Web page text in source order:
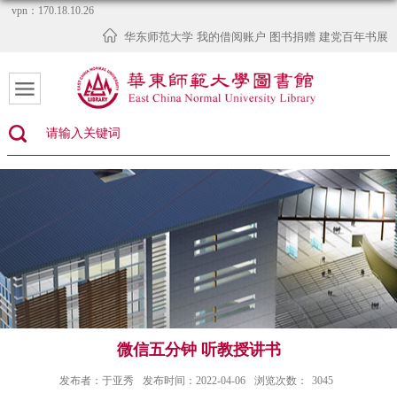
vpn：170.18.10.26
华东师范大学 我的借阅账户 图书捐赠 建党百年书展
微信五分钟 听教授讲书
发布者：于亚秀 发布时间：2022-04-06 浏览次数： 3045